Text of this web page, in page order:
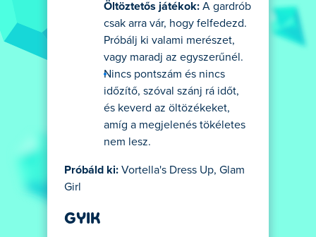
Öltöztetős játékok: A gardrób
csak arra vár, hogy felfedezd.
Próbálj ki valami merészet,
vagy maradj az egyszerűnél.
Nincs pontszám és nincs
időzítő, szóval szánj rá időt,
és keverd az öltözékeket,
amíg a megjelenés tökéletes
nem lesz.
Próbáld ki: Vortella's Dress Up, Glam
Girl
GYIK